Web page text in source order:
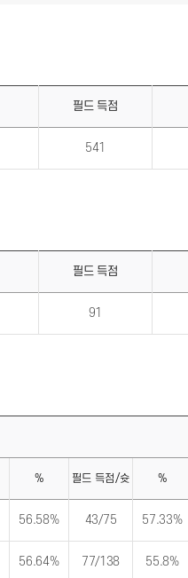
필드 득점
541
필드 득점
91
% 필드 득점/슛 %
56.58% 43/75 57.33%
56.64% 77/138 55.8%